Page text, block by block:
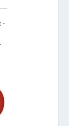
⋅